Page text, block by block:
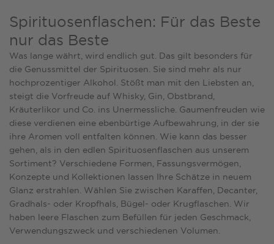
Spirituosenflaschen: Für das Beste
nur das Beste
Was lange währt, wird endlich gut. Das gilt besonders für
die Genussmittel der Spirituosen. Sie sind mehr als nur
hochprozentiger Alkohol. Stößt man mit den Liebsten an,
steigt die Vorfreude auf Whisky, Gin, Obstbrand,
Kräuterlikor und Co. ins Unermessliche. Gaumenfreuden wie
diese verdienen eine ebenbürtige Aufbewahrung, in der sie
ihre Aromen voll entfalten können. Wie kann das besser
gehen, als in den edlen Spirituosenflaschen aus unserem
Sortiment? Verschiedene Formen, Fassungsvermögen,
Konzepte und Kollektionen lassen Ihre Schätze in neuem
Glanz erstrahlen. Wählen Sie zwischen Karaffen, Decanter,
Gradhals- oder Kropfhals, Bügel- oder Krugflaschen. Wir
haben leere Flaschen zum Befüllen für jeden Geschmack,
Verwendungszweck und verschiedenen Volumen.